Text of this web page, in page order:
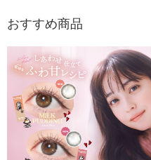
おすすめ商品